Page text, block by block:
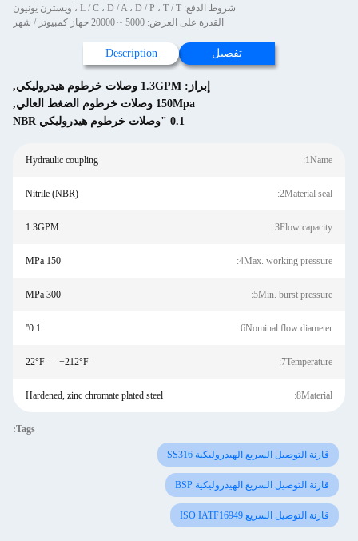
شروط الدفع: L / C ، D / A ، D / P ، T / T ، ويسترن يونيون
القدرة على العرض: 5000 ~ 20000 جهاز كمبيوتر / شهر
تفصيل Description
إبراز: 1.3GPM وصلات خرطوم هيدروليكي
,
150Mpa وصلات خرطوم الضغط العالي
,
0.1 "وصلات خرطوم هيدروليكي NBR
1Name:
Hydraulic coupling
2Material seal:
Nitrile (NBR)
3Flow capacity:
1.3GPM
4Max. working pressure:
150 MPa
5Min. burst pressure:
300 MPa
6Nominal flow diameter:
0.1''
7Temperature:
-22°F — +212°F
8Material:
Hardened, zinc chromate plated steel
Tags:
قارنة التوصيل السريع الهيدروليكية SS316
قارنة التوصيل السريع الهيدروليكية BSP
قارنة التوصيل السريع ISO IATF16949